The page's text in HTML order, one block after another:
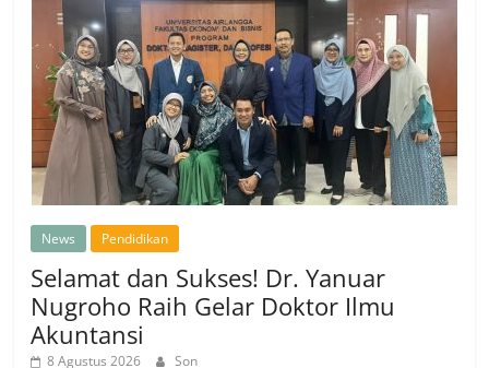
News Pendidikan
Selamat dan Sukses! Dr. Yanuar
Nugroho Raih Gelar Doktor Ilmu
Akuntansi
8 Agustus 2026 Son